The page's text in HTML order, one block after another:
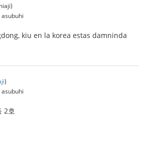
kiu en la korea estas damninda
)
2호